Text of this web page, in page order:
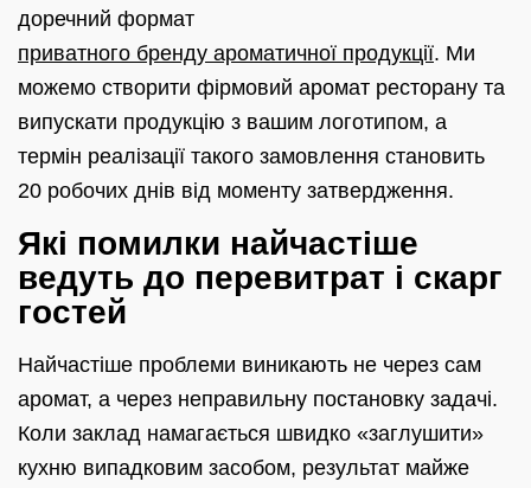
доречний формат
приватного бренду ароматичної продукції. Ми
можемо створити фірмовий аромат ресторану та
випускати продукцію з вашим логотипом, а
термін реалізації такого замовлення становить
20 робочих днів від моменту затвердження.
Які помилки найчастіше
ведуть до перевитрат і скарг
гостей
Найчастіше проблеми виникають не через сам
аромат, а через неправильну постановку задачі.
Коли заклад намагається швидко «заглушити»
кухню випадковим засобом, результат майже